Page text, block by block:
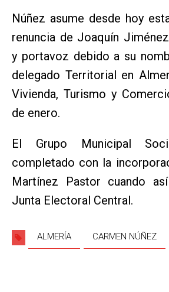
Núñez asume desde hoy
renuncia de Joaquín
y portavoz debido a su
delegado Territorial en
Vivienda, Turismo y
de enero.
El Grupo Municipal
completado con la
Martínez Pastor cuando
Junta Electoral Central.
ALMERÍA CARMEN NÚÑEZ